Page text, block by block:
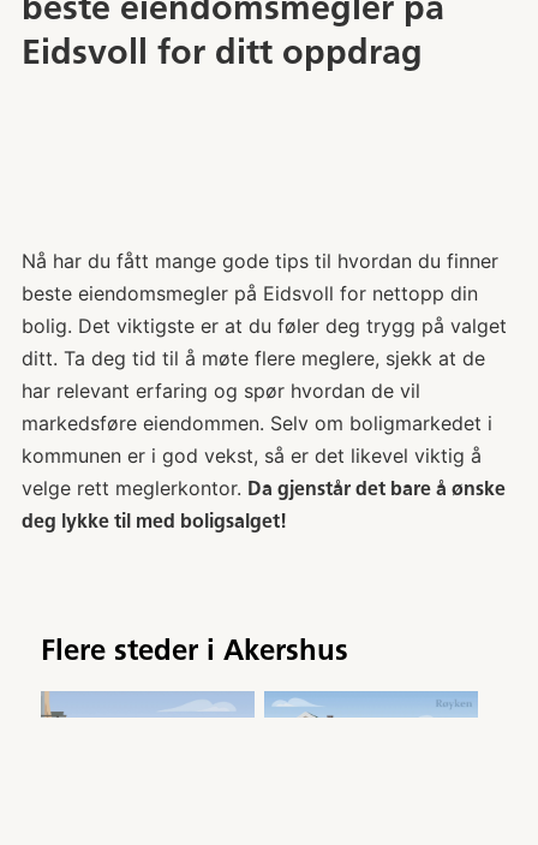
Eidsvoll for ditt oppdrag
Nå har du fått mange gode tips til hvordan du finner
beste eiendomsmegler på Eidsvoll for nettopp din
bolig. Det viktigste er at du føler deg trygg på valget
ditt. Ta deg tid til å møte flere meglere, sjekk at de
har relevant erfaring og spør hvordan de vil
markedsføre eiendommen. Selv om boligmarkedet i
kommunen er i god vekst, så er det likevel viktig å
velge rett meglerkontor. Da gjenstår det bare å ønske
deg lykke til med boligsalget!
Flere steder i Akershus